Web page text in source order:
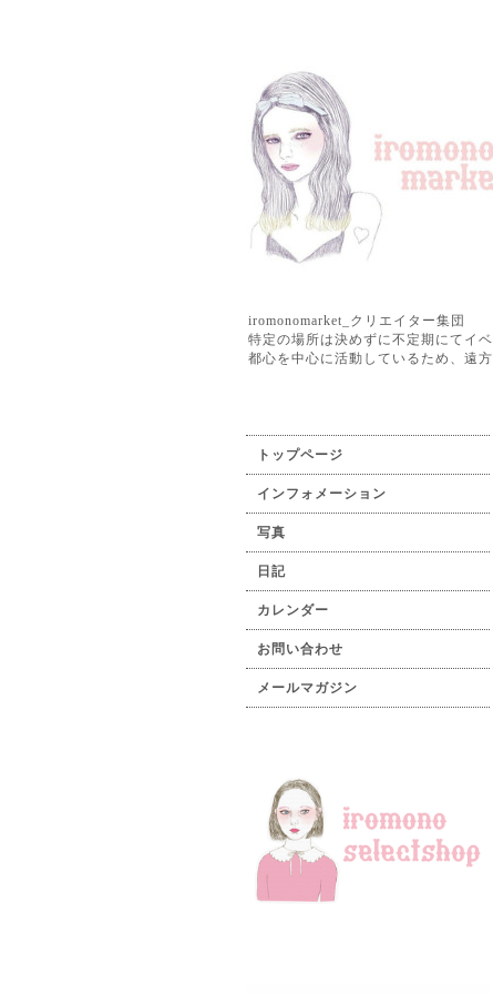
iromonomarket_クリエイター集団
特定の場所は決めずに不定期にてイベ
都心を中心に活動しているため、遠
トップページ
インフォメーション
写真
日記
カレンダー
お問い合わせ
メールマガジン